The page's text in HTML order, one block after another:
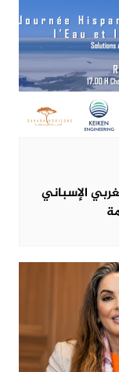
الإسباني